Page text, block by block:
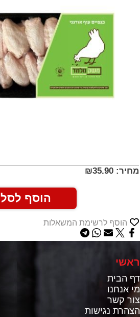
מחיר: ₪35.90
הוסף לסל
הוסף לרשימת המשאלות
ראשי
דף הבית
מי אנחנו
צור קשר
הצהרת נגישות